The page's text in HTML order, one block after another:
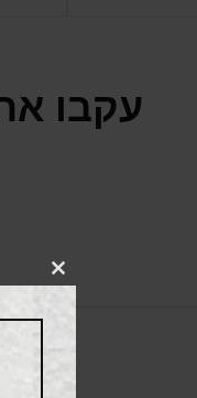
עקבו
CLOSE
MODULE